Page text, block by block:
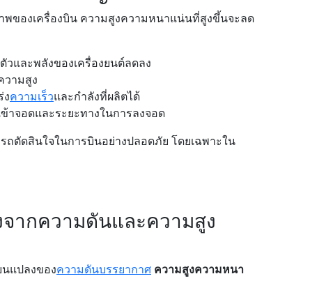
ของเครื่องบิน ความสูงความหนาแน่นที่สูงขึ้นจะลด
วและพลังของเครื่องยนต์ลดลง
วามสูง
งความเร็วและกำลังที่ผลิตได้
าจอดและระยะทางในการลงจอด
ตัดสินใจในการบินอย่างปลอดภัย โดยเฉพาะใน
ากความดันและความสูง
แปลงของความดันบรรยากาศ ความสูงความหนา